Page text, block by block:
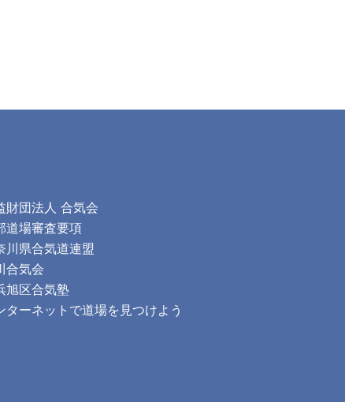
財団法人 合気会
道場審査要項
川県合気道連盟
合気会
旭区合気塾
ターネットで道場を見つけよう